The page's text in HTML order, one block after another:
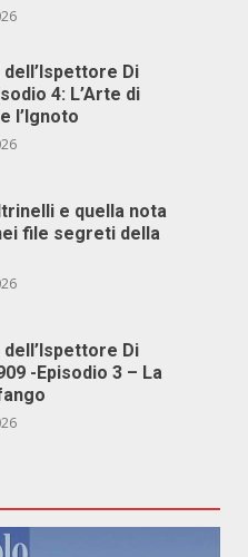
dell’Ispettore Di
4: L’Arte di
l’Ignoto
e quella nota
file segreti della
dell’Ispettore Di
-Episodio 3 – La